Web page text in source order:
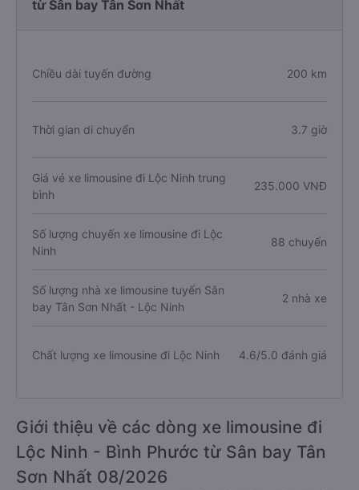
từ Sân bay Tân Sơn Nhất
Chiều dài tuyến đường 200 km
Thời gian di chuyển 3.7 giờ
Giá vé xe limousine đi Lộc Ninh trung
bình
235.000 VNĐ
Số lượng chuyến xe limousine đi Lộc
Ninh
88 chuyến
Số lượng nhà xe limousine tuyến Sân
bay Tân Sơn Nhất - Lộc Ninh
2 nhà xe
Chất lượng xe limousine đi Lộc Ninh 4.6/5.0 đánh giá
Giới thiệu về các dòng xe limousine đi
Lộc Ninh - Bình Phước từ Sân bay Tân
Sơn Nhất 08/2026